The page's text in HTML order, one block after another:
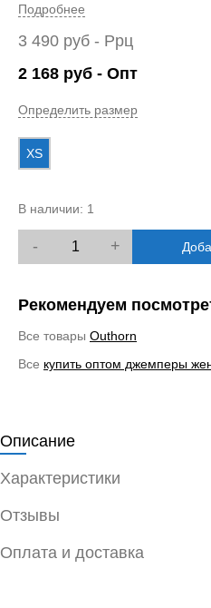
Подробнее
3 490 руб - Ррц
2 168 руб - Опт
Определить размер
XS
В наличии: 1
- +
Рекомендуем
Все товары Outhorn
Все купить оптом джемперы
Описание
Характеристики
Отзывы
Оплата и доставка